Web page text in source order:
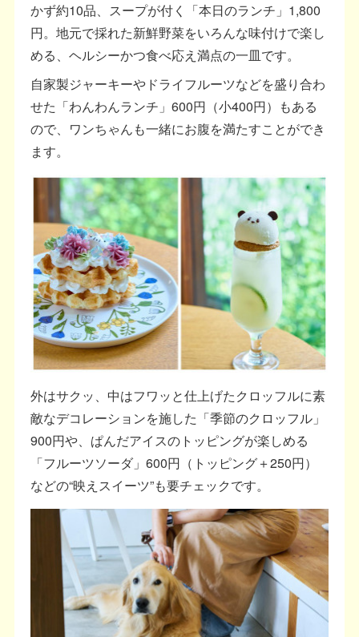
かず約10品、スープが付く「本日のランチ」1,800
円。地元で採れた新鮮野菜をいろんな味付けで楽し
める、ヘルシーかつ食べ応え満点の一皿です。
自家製ジャーキーやドライフルーツなどを盛り合わ
せた「わんわんランチ」600円（小400円）もある
ので、ワンちゃんも一緒にお腹を満たすことができ
ます。
外はサクッ、中はフワッと仕上げたクロッフルに素
敵なデコレーションを施した「季節のクロッフル」
900円や、ぱんだアイスのトッピングが楽しめる
「フルーツソーダ」600円（トッピング＋250円）
などの“映えスイーツ”も要チェックです。